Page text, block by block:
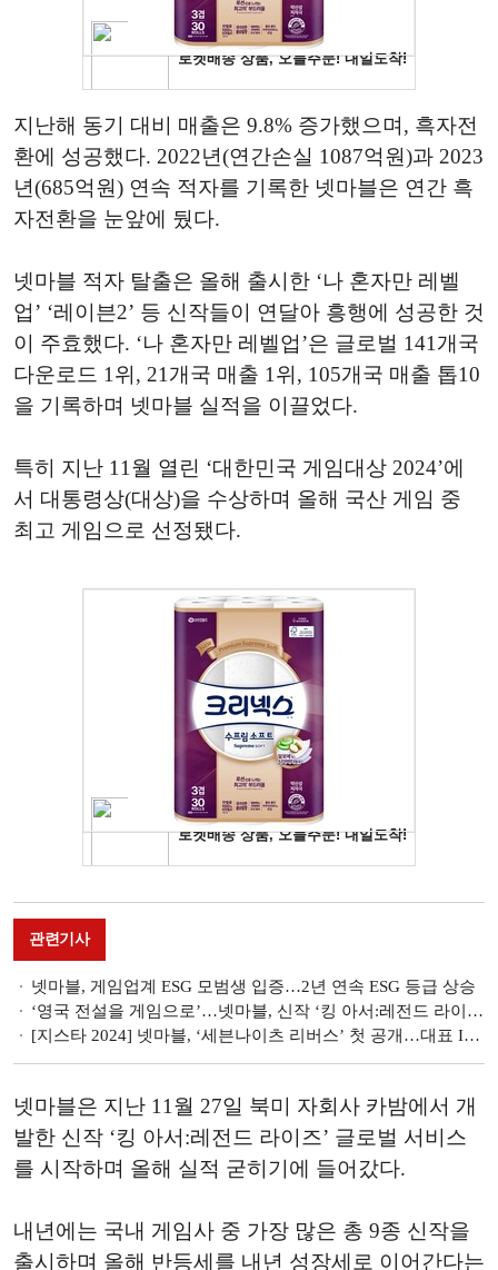
지난해 동기 대비 매출은 9.8% 증가했으며, 흑자전
환에 성공했다. 2022년(연간손실 1087억원)과 2023
년(685억원) 연속 적자를 기록한 넷마블은 연간 흑
자전환을 눈앞에 뒀다.
넷마블 적자 탈출은 올해 출시한 ‘나 혼자만 레벨
업’ ‘레이븐2’ 등 신작들이 연달아 흥행에 성공한 것
이 주효했다. ‘나 혼자만 레벨업’은 글로벌 141개국
다운로드 1위, 21개국 매출 1위, 105개국 매출 톱10
을 기록하며 넷마블 실적을 이끌었다.
특히 지난 11월 열린 ‘대한민국 게임대상 2024’에
서 대통령상(대상)을 수상하며 올해 국산 게임 중
최고 게임으로 선정됐다.
관련기사
넷마블, 게임업계 ESG 모범생 입증…2년 연속 ESG 등급 상승
‘영국 전설을 게임으로’…넷마블, 신작 ‘킹 아서:레전드 라이즈’ 출시
[지스타 2024] 넷마블, ‘세븐나이츠 리버스’ 첫 공개…대표 IP 부활 선언
넷마블은 지난 11월 27일 북미 자회사 카밤에서 개
발한 신작 ‘킹 아서:레전드 라이즈’ 글로벌 서비스
를 시작하며 올해 실적 굳히기에 들어갔다.
내년에는 국내 게임사 중 가장 많은 총 9종 신작을
출시하며 올해 반등세를 내년 성장세로 이어간다는